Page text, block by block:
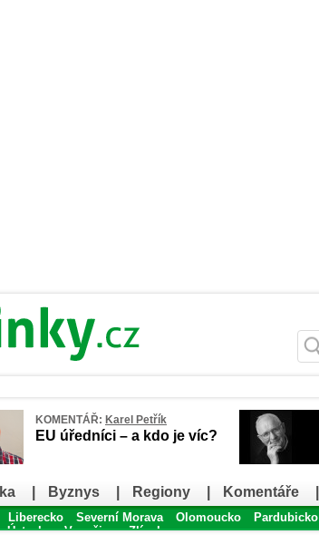
KOMENTÁŘ: Karel Petřík
EU úředníci – a kdo je víc?
Byznys Regiony Komentáře
Liberecko Severní Morava Olomoucko Pardubicko
Ústecko
Vysočina Zlínsko